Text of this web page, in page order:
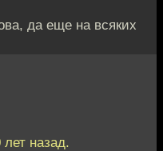
да еще на всяких
назад.